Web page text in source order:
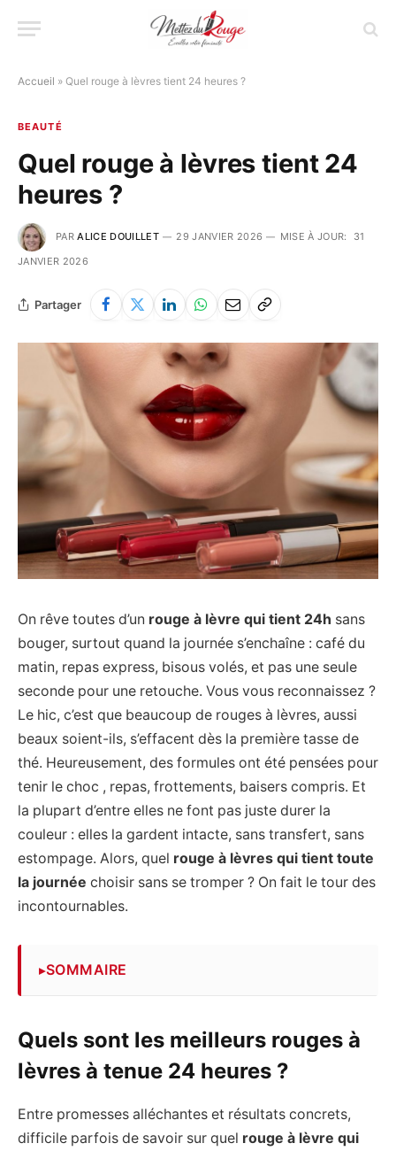
Accueil » Quel rouge à lèvres tient 24 heures ?
BEAUTÉ
Quel rouge à lèvres tient 24
heures ?
PAR ALICE DOUILLET 29 JANVIER 2026 MISE À JOUR:
31
JANVIER 2026
Partager
On rêve toutes d’un rouge à lèvre qui tient 24h sans
bouger, surtout quand la journée s’enchaîne : café du
matin, repas express, bisous volés, et pas une seule
seconde pour une retouche. Vous vous reconnaissez ?
Le hic, c’est que beaucoup de rouges à lèvres, aussi
beaux soient-ils, s’effacent dès la première tasse de
thé. Heureusement, des formules ont été pensées pour
tenir le choc , repas, frottements, baisers compris. Et
la plupart d’entre elles ne font pas juste durer la
couleur : elles la gardent intacte, sans transfert, sans
estompage. Alors, quel rouge à lèvres qui tient toute
la journée choisir sans se tromper ? On fait le tour des
incontournables.
SOMMAIRE
Quels sont les meilleurs rouges à
lèvres à tenue 24 heures ?
Entre promesses alléchantes et résultats concrets,
difficile parfois de savoir sur quel rouge à lèvre qui